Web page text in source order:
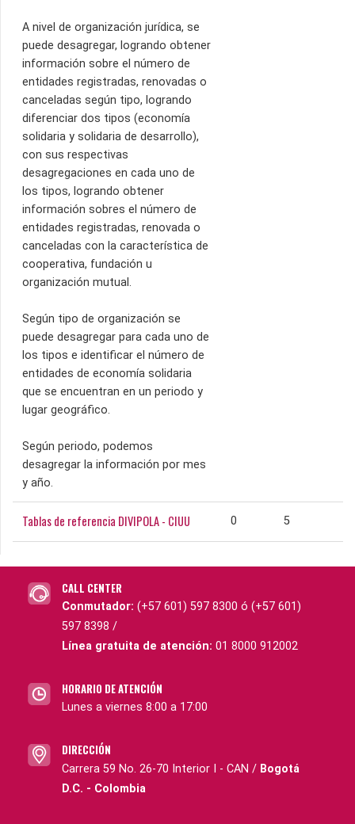
A nivel de organización jurídica, se
puede desagregar, logrando obtener
información sobre el número de
entidades registradas, renovadas o
canceladas según tipo, logrando
diferenciar dos tipos (economía
solidaria y solidaria de desarrollo),
con sus respectivas
desagregaciones en cada uno de
los tipos, logrando obtener
información sobres el número de
entidades registradas, renovada o
canceladas con la característica de
cooperativa, fundación u
organización mutual.
Según tipo de organización se
puede desagregar para cada uno de
los tipos e identificar el número de
entidades de economía solidaria
que se encuentran en un periodo y
lugar geográfico.
Según periodo, podemos
desagregar la información por mes
y año.
Tablas de referencia DIVIPOLA - CIUU 0 5
CALL CENTER
Conmutador: (+57 601) 597 8300 ó (+57 601)
597 8398 /
Línea gratuita de atención: 01 8000 912002
HORARIO DE ATENCIÓN
Lunes a viernes 8:00 a 17:00
DIRECCIÓN
Carrera 59 No. 26-70 Interior I - CAN / Bogotá
D.C. - Colombia